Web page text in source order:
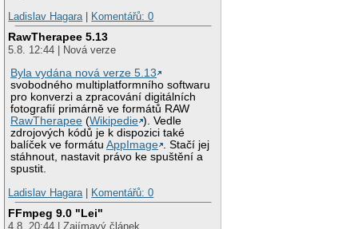
Ladislav Hagara
Komentářů: 0
RawTherapee 5.13
5.8. 12:44 | Nová verze
Byla vydána nová verze 5.13
svobodného multiplatformního softwaru
pro konverzi a zpracování digitálních
fotografií primárně ve formátů RAW
RawTherapee (Wikipedie ). Vedle
zdrojových kódů je k dispozici také
balíček ve formátuAppImage . Stačí jej
stáhnout, nastavit právo ke spuštění a
spustit.
Ladislav Hagara
Komentářů: 0
FFmpeg 9.0 "Lei"
4.8. 20:44 | Zajímavý článek